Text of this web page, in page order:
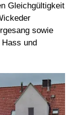
Gleichgültigkeit
sowie
und